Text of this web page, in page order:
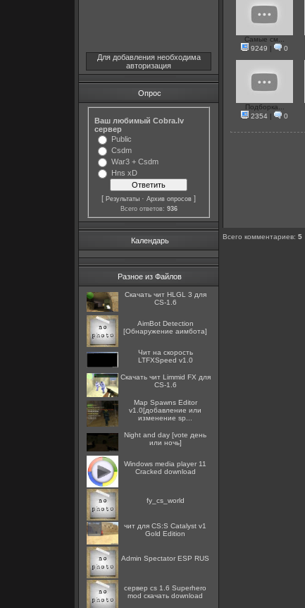
Для добавления необходима
авторизация
Опрос
Ваш любимый Cobra.lv
сервер
Public
Csdm
War3 + Csdm
Hns xD
[ Результаты · Архив опросов ]
Всего ответов: 936
Календарь
Разное из Файлов
Скачать чит HLGL 3 для
CS-1.6
AimBot Detection
[Обнаружение аимбота]
Чит на скорость
LTFXSpeed v1.0
Скачать чит Limmid FX для
CS-1.6
Map Spawns Editor
v1.0[добавление или
изменение sp...
Night and day [vote день
или ночь]
Windows media player 11
Cracked download
fy_cs_world
чит для CS:S Catalyst v1
Gold Edition
Admin Spectator ESP RUS
сервер cs 1.6 Superhero
mod скачать download
Самые см...
9249 | 0
Подборка...
2354 | 0
Всего комментариев: 5